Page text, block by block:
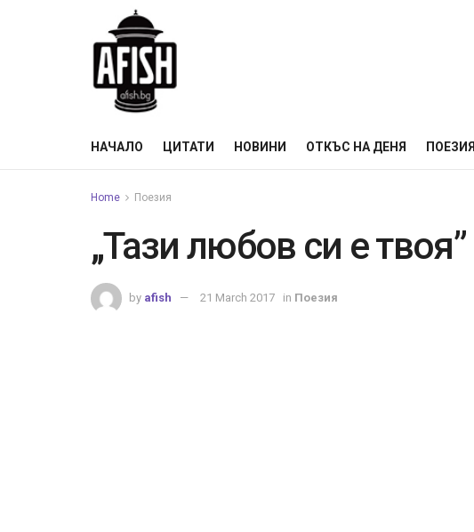
НАЧАЛО ЦИТАТИ НОВИНИ ОТКЪС НА ДЕНЯ ПОЕЗИЯ
Home Поезия
„Тази любов си е твоя”
by afish 21 March 2017 in Поезия